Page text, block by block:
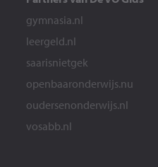
gymnasia.nl
leergeld.nl
saarisnietgek
openbaaronderwijs.nu
oudersenonderwijs.nl
vosabb.nl